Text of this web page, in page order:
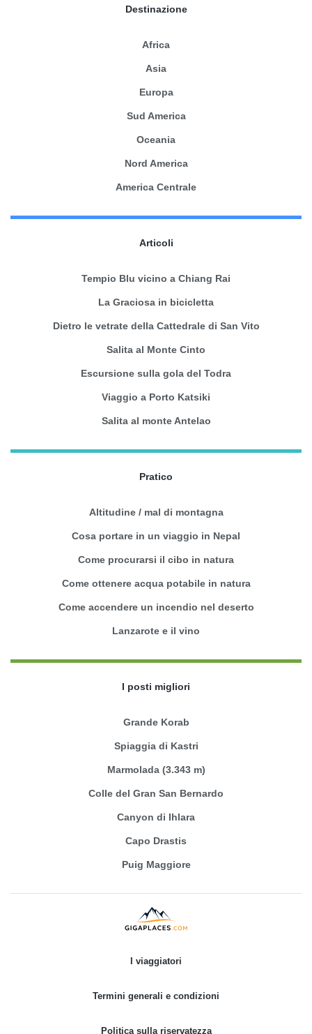
Destinazione
Africa
Asia
Europa
Sud America
Oceania
Nord America
America Centrale
Articoli
Tempio Blu vicino a Chiang Rai
La Graciosa in bicicletta
Dietro le vetrate della Cattedrale di San Vito
Salita al Monte Cinto
Escursione sulla gola del Todra
Viaggio a Porto Katsiki
Salita al monte Antelao
Pratico
Altitudine / mal di montagna
Cosa portare in un viaggio in Nepal
Come procurarsi il cibo in natura
Come ottenere acqua potabile in natura
Come accendere un incendio nel deserto
Lanzarote e il vino
I posti migliori
Grande Korab
Spiaggia di Kastri
Marmolada (3.343 m)
Colle del Gran San Bernardo
Canyon di Ihlara
Capo Drastis
Puig Maggiore
I viaggiatori
Termini generali e condizioni
Politica sulla riservatezza